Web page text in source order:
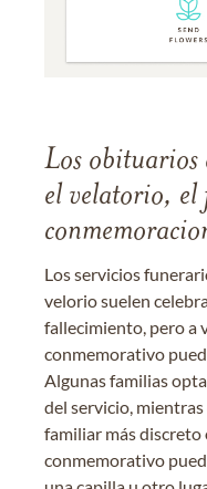
Los obituarios
el velatorio, el
Los servicios
velorio suelen
fallecimiento, pero a
conmemorativo
Algunas familias
del servicio,
familiar más
conmemorativo